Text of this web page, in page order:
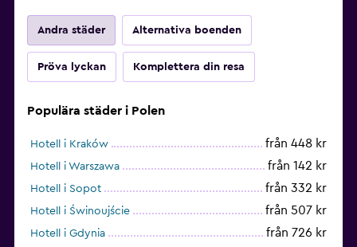
Andra städer Alternativa boenden
Pröva lyckan Komplettera din resa
Populära städer i Polen
Hotell i Kraków från 448 kr
Hotell i Warszawa från 142 kr
Hotell i Sopot från 332 kr
Hotell i Świnoujście från 507 kr
Hotell i Gdynia från 726 kr